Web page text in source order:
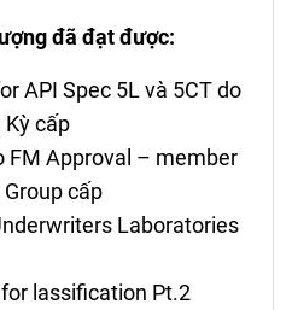
đã đạt được:
API Spec 5L và 5CT do
Kỳ cấp
FM Approval – member
cấp
Laboratories
lassification Pt.2